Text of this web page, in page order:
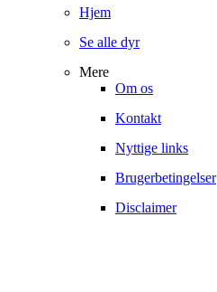
Hjem
Se alle dyr
Mere
Om os
Kontakt
Nyttige links
Brugerbetingelser
Disclaimer